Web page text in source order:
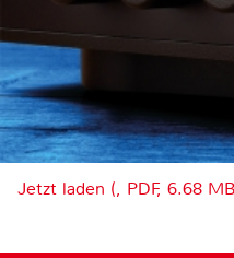
Jetzt laden (, PDF, 6.68